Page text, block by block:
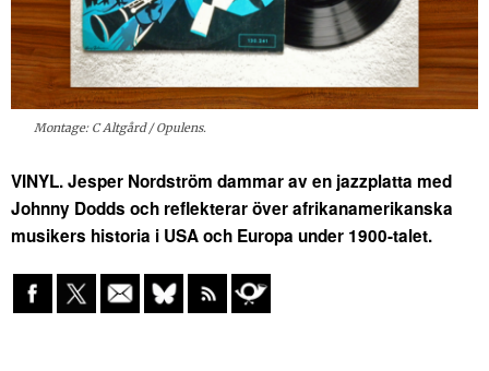
Montage: C Altgård / Opulens.
VINYL. Jesper Nordström dammar av en jazzplatta med
Johnny Dodds och reflekterar över afrikanamerikanska
musikers historia i USA och Europa under 1900-talet.